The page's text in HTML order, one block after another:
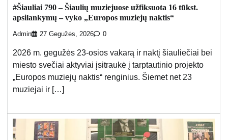
#Šiauliai 790 – Šiaulių muziejuose užfiksuota 16 tūkst.
apsilankymų – vyko „Europos muziejų naktis“
Admin 27 Gegužės, 2026 0
2026 m. gegužės 23-osios vakarą ir naktį šiauliečiai bei
miesto svečiai aktyviai įsitraukė į tarptautinio projekto
„Europos muziejų naktis“ renginius. Šiemet net 23
muziejai ir […]